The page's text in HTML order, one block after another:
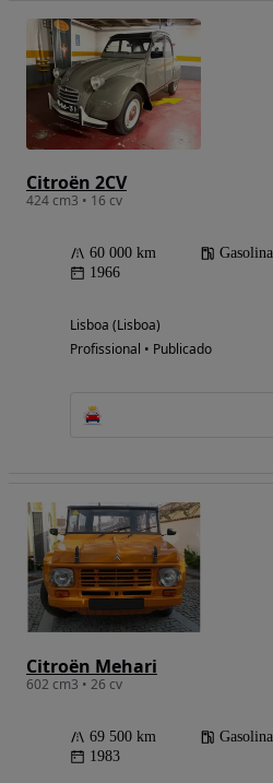
Citroën 2CV
424 cm3 • 16 cv
60 000 km Gasolina
1966
Lisboa (Lisboa)
Profissional • Publicado
Citroën Mehari
602 cm3 • 26 cv
69 500 km Gasolina
1983